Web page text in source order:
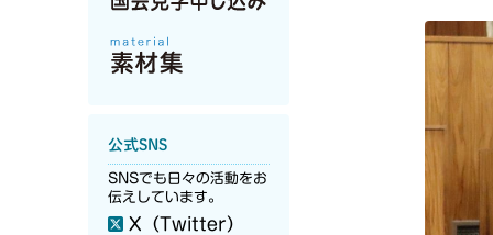
公式SNS
SNSでも日々の活動をお
伝えしています。
X（Twitter）